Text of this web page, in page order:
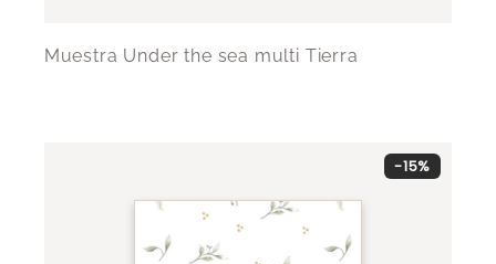
Muestra Under the sea multi Tierra
-15%